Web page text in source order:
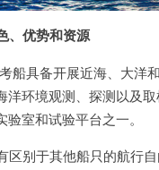
、优势和资源
船具备开展近海、大洋
洋环境观测、探测以及
室和试验平台之一。
区别于其他船只的航行